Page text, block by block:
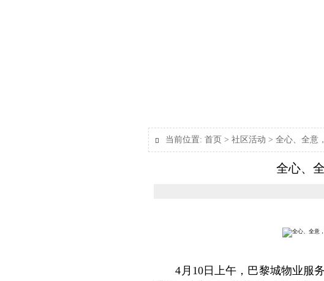
 当前位置: 首页 > 社区活动 > 全心、全意
全心、
4月10日上午，巴黎城物业服务